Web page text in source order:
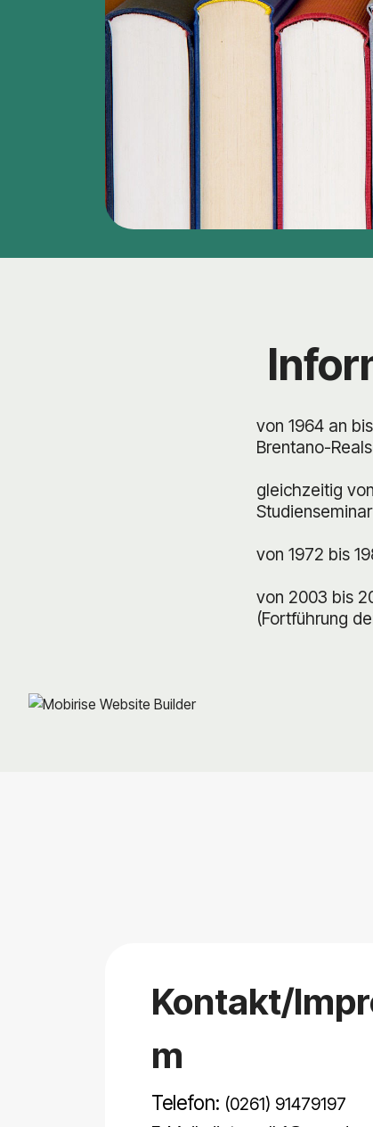
von 1964 an
Brentano-
gleichzeitig
von 1972 bis
von 2003 bis
(Fortführung
Kontakt/
m
Telefon: (0261) 91479197